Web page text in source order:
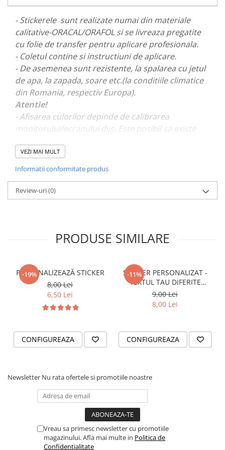
PARASOLARE
PAUL WALKER STICKER
PENTRU FETE
PRODUSE IN TRENDING
SETURI STICKERE
STICKERE CAPAC REZERVOR
STICKERE CRĂCIUN
STICKERE CU ANIMALE
STICKERE JDM
STICKERE PENTRU CAPOTA
STICKERE PENTRU LATERALE
STICKERE PERSONALIZATE
STICKERE UTILAJE AGRICOLE
STICKERE PERSONALIZATE
PRODUSE PERSONALIZATE FIRME
CARTI DE VIZITA
PLACUTE INFORMATIVE
TRICOURI MĂRCI AUTO
TRICOURI AUDI
TRICOURI DACIA
TRICOURI FORD
- Stickerele sunt realizate numai din materiale
calitative-ORACAL/ORAFOL si se livreaza pregatite
cu folie de transfer pentru aplicare profesionala.
- Coletul contine si instructiuni de aplicare.
- De asemenea sunt rezistente, la spalarea cu jetul
de apa, la zapada, soare etc.(la conditiile climatice
din Romania, respectiv Europa).
Atentie!
- Afisarea culorilor depinde de calibrarea
monitorului/ecranului dvs. Este posibil sa existe
- Pentru stickere personalizate si pentru a vizualiza
VEZI MAI MULT
Informatii conformitate produs
Review-uri(0)
PRODUSE SIMILARE
-19%
PERSONALIZEAZĂ STICKER
8,00 Lei
6,50 Lei
CONFIGUREAZA
-11%
STICKER PERSONALIZAT -
TEXTUL TAU DIFERITE
FONTURI
9,00 Lei
8,00 Lei
CONFIGUREAZA
Newsletter Nu rata ofertele si promotiile noastre
Vreau sa primesc newsletter cu promotiile
magazinului. Afla mai multe in Politica de
Confidentialitate